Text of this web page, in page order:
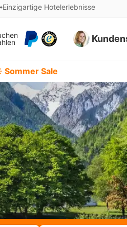
Einzigartige Hotelerlebnisse
Sommer Sale